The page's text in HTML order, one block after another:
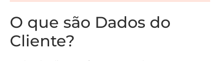
O que são Dados do
Cliente?